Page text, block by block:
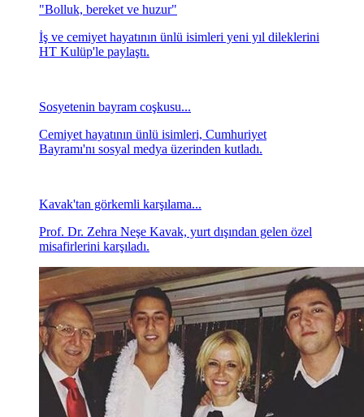
"Bolluk, bereket ve huzur"
İş ve cemiyet hayatının ünlü isimleri yeni yıl dileklerini
HT Kulüp'le paylaştı.
Sosyetenin bayram coşkusu...
Cemiyet hayatının ünlü isimleri, Cumhuriyet
Bayramı'nı sosyal medya üzerinden kutladı.
Kavak'tan görkemli karşılama...
Prof. Dr. Zehra Neşe Kavak, yurt dışından gelen özel
misafirlerini karşıladı.